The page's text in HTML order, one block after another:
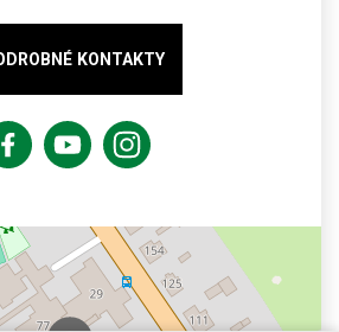
KONTAKTY